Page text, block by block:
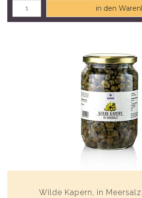
in den
Wilde Kapern, in